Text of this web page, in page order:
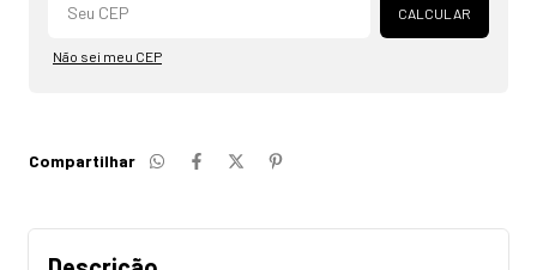
CALCULAR
Não sei meu CEP
Compartilhar